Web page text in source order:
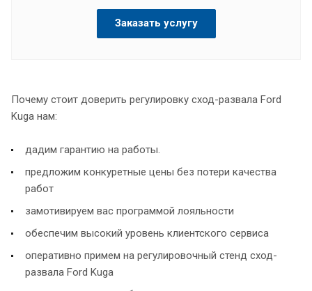
Заказать услугу
Почему стоит доверить регулировку сход-развала Ford
Kuga нам:
дадим гарантию на работы.
предложим конкуретные цены без потери качества
работ
замотивируем вас программой лояльности
обеспечим высокий уровень клиентского сервиса
оперативно примем на регулировочный стенд сход-
развала Ford Kuga